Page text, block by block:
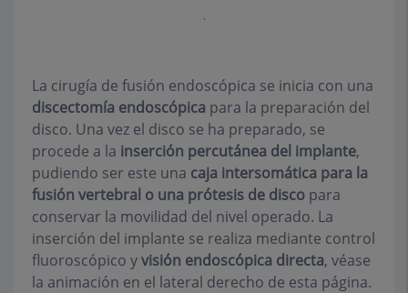
.
La cirugía de fusión endoscópica se inicia con una
discectomía endoscópica para la preparación del
disco. Una vez el disco se ha preparado, se
procede a la inserción percutánea del implante,
pudiendo ser este una caja intersomática para la
fusión vertebral o una prótesis de disco para
conservar la movilidad del nivel operado. La
inserción del implante se realiza mediante control
fluoroscópico yvisión endoscópica directa, véase
la animación en el lateral derecho de esta página.